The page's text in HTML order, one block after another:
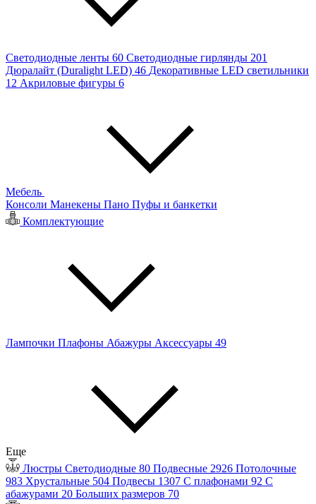
Светодиодные ленты 60 Светодиодные гирлянды 201
Дюралайт (Duralight LED) 46 Декоративные LED светильники
12 Акриловые фигуры 6
Мебель
Консоли Манекены Пано Пуфы и банкетки
Комплектующие
Лампочки Плафоны Абажуры Аксессуары 49
Еще
Люстры Светодиодные 80 Подвесные 2926 Потолочные
983 Хрустальные 504 Подвесы 1307 С плафонами 92 С
абажурами 20 Больших размеров 70